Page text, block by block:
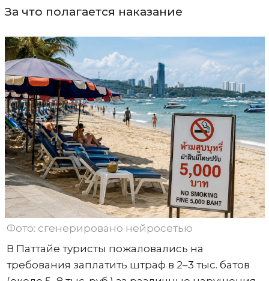
За что полагается наказание
Фото: сгенерировано нейросетью
В Паттайе туристы пожаловались на
требования заплатить штраф в 2–3 тыс. батов